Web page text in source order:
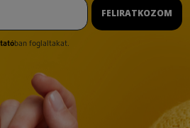
FELIRATKOZOM
ban foglaltakat.